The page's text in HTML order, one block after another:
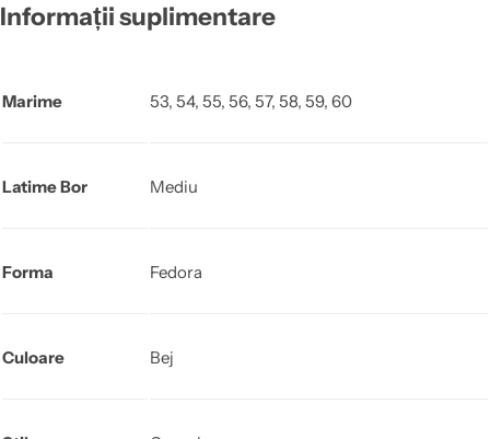
Informații suplimentare
Marime 53, 54, 55, 56, 57, 58, 59, 60
Latime Bor Mediu
Forma Fedora
Culoare Bej